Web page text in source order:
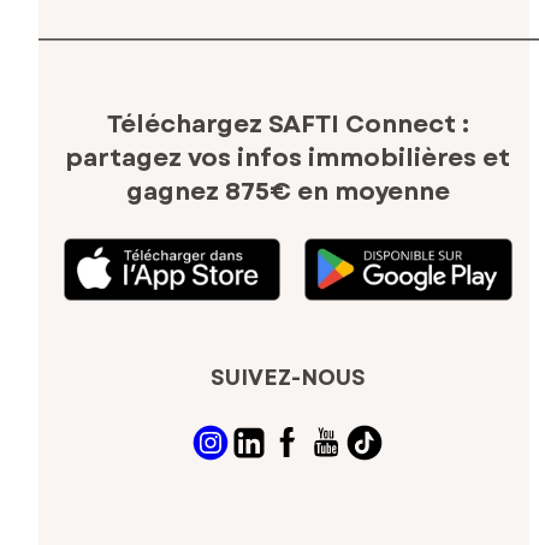
Téléchargez SAFTI Connect :
partagez vos infos immobilières et
gagnez 875€ en moyenne
SUIVEZ-NOUS